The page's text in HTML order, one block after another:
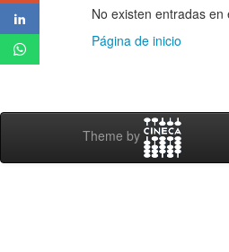
No existen entradas
Página de inicio
Theme by